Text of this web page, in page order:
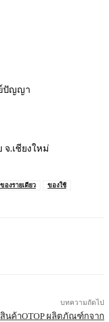
ปัญญา
จ.เชียงใหม่
องรายเดียว
ของใช้
บทความถัดไป
สินค้าOTOP ผลิตภัณฑ์กจาก